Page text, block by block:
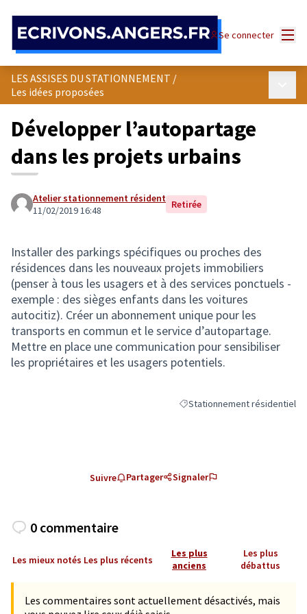
Se connecter
LES ASSISES DU STATIONNEMENT /
Les idées proposées
Développer l’autopartage
dans les projets urbains
Atelier stationnement résident
11/02/2019 16:48
Retirée
Installer des parkings spécifiques ou proches des
résidences dans les nouveaux projets immobiliers
(penser à tous les usagers et à des services ponctuels -
exemple : des sièges enfants dans les voitures
autocitiz). Créer un abonnement unique pour les
transports en commun et le service d’autopartage.
Mettre en place une communication pour sensibiliser
les propriétaires et les usagers potentiels.
Filtrer les résultats de la
Stationnement résidentiel
Suivre Partager Signaler
0 commentaire
Les mieux notés Les plus récents
Les plus
anciens
Les plus
débattus
Les commentaires sont actuellement désactivés, mais